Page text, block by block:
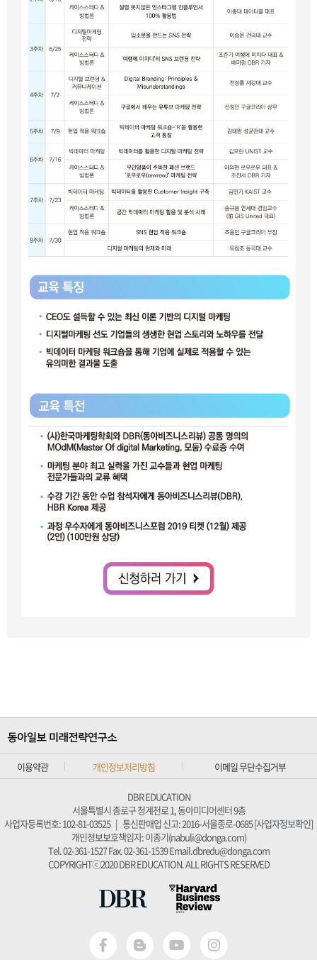
이용약관 개인정보처리방침 이메일 무단수집거부
DBR EDUCATION
서울특별시 종로구 청계천로 1, 동아미디어센터 9층
사업자등록번호: 102-81-03525 | 통신판매업 신고: 2016-서울종로-0685 [사업자정보확인]
개인정보보호책임자: 이종기(nabuli@donga.com)
Tel. 02-361-1527Fax. 02-361-1539Email.dbredu@donga.com
COPYRIGHTⓒ2020 DBR EDUCATION. ALL RIGHTS RESERVED